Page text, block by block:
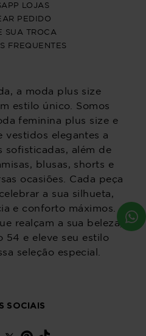
LOJAS
PEDIDO
SUA TROCA
FREQUENTES
a moda plus size
estilo único. Somos
feminina plus size e
vestidos elegantes a
sofisticadas, além de
blusas, shorts e
ocasiões. Cada peça
a sua silhueta,
e conforto máximos.
realçam a sua beleza,
54 e eleve seu estilo
seleção especial.
SOCIAIS